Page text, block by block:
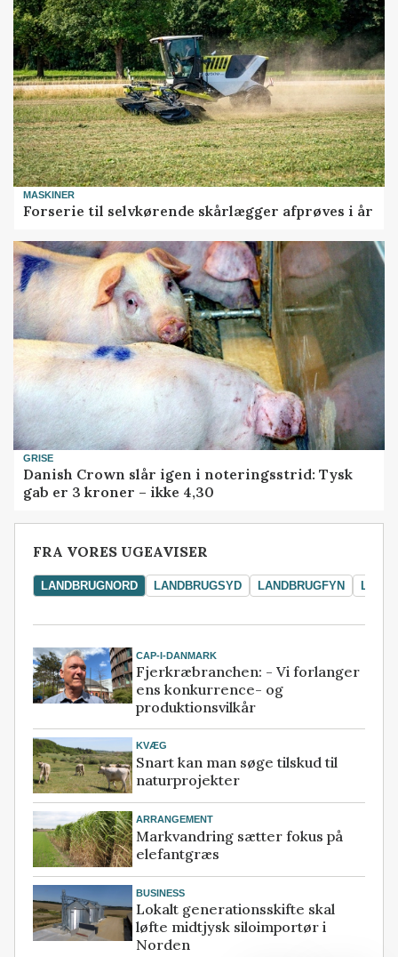
MASKINER
Forserie til selvkørende skårlægger afprøves i år
GRISE
Danish Crown slår igen i noteringsstrid: Tysk
gab er 3 kroner – ikke 4,30
FRA VORES UGEAVISER
LANDBRUGNORD LANDBRUGSYD LANDBRUGFYN
CAP-I-DANMARK
Fjerkræbranchen: - Vi forlanger
ens konkurrence- og
produktionsvilkår
KVÆG
Snart kan man søge tilskud til
naturprojekter
ARRANGEMENT
Markvandring sætter fokus på
elefantgræs
BUSINESS
Lokalt generationsskifte skal
løfte midtjysk siloimportør i
Norden